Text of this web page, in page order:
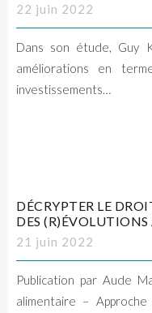
22 juin 2022
Dans son étude, Guy
améliorations en
investissements…
DÉCRYPTER LE
DES
21 juin 2022
Publication par Aude
alimentaire –